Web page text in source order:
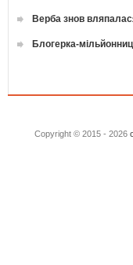
Верба знов
Блогерка-
Copyright © 2015 - 2026